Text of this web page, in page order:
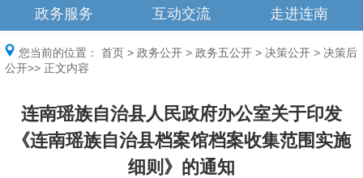
政务服务
互动交流 走进连南
您当前的位置： 首页 > 政务公开 > 政务五公开 > 决策公开 > 决策后
公开>> 正文内容
连南瑶族自治县人民政府办公室关于印发
《连南瑶族自治县档案馆档案收集范围实施
细则》的通知